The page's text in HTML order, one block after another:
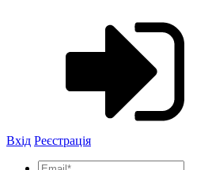
Вхід Реєстрація